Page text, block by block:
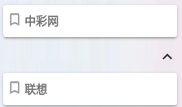
中彩网
keyboard_arrow_up
联想